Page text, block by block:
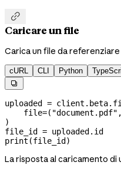

Caricare un file
Carica un file da
cURL CLI Python

uploaded =
    file
=( "document.pdf"
)
file_id = uploaded.id
print (file_id)
La risposta al caricamento di